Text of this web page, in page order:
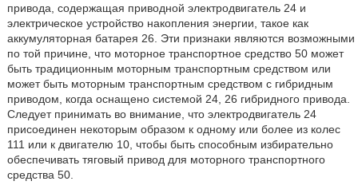
привода, содержащая приводной электродвигатель 24 и
электрическое устройство накопления энергии, такое как
аккумуляторная батарея 26. Эти признаки являются возможными
по той причине, что моторное транспортное средство 50 может
быть традиционным моторным транспортным средством или
может быть моторным транспортным средством с гибридным
приводом, когда оснащено системой 24, 26 гибридного привода.
Следует принимать во внимание, что электродвигатель 24
присоединен некоторым образом к одному или более из колес
111 или к двигателю 10, чтобы быть способным избирательно
обеспечивать тяговый привод для моторного транспортного
средства 50.